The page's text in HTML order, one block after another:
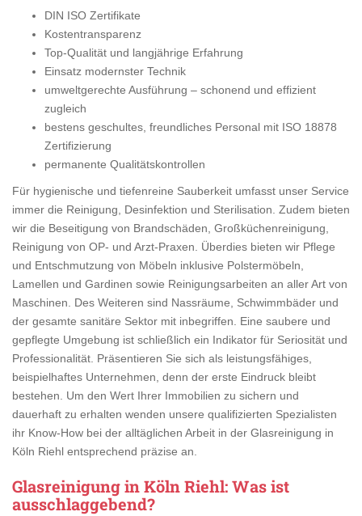
DIN ISO Zertifikate
Kostentransparenz
Top-Qualität und langjährige Erfahrung
Einsatz modernster Technik
umweltgerechte Ausführung – schonend und effizient
zugleich
bestens geschultes, freundliches Personal mit ISO 18878
Zertifizierung
permanente Qualitätskontrollen
Für hygienische und tiefenreine Sauberkeit umfasst unser Service
immer die Reinigung, Desinfektion und Sterilisation. Zudem bieten
wir die Beseitigung von Brandschäden, Großküchenreinigung,
Reinigung von OP- und Arzt-Praxen. Überdies bieten wir Pflege
und Entschmutzung von Möbeln inklusive Polstermöbeln,
Lamellen und Gardinen sowie Reinigungsarbeiten an aller Art von
Maschinen. Des Weiteren sind Nassräume, Schwimmbäder und
der gesamte sanitäre Sektor mit inbegriffen. Eine saubere und
gepflegte Umgebung ist schließlich ein Indikator für Seriosität und
Professionalität. Präsentieren Sie sich als leistungsfähiges,
beispielhaftes Unternehmen, denn der erste Eindruck bleibt
bestehen. Um den Wert Ihrer Immobilien zu sichern und
dauerhaft zu erhalten wenden unsere qualifizierten Spezialisten
ihr Know-How bei der alltäglichen Arbeit in der Glasreinigung in
Köln Riehl entsprechend präzise an.
Glasreinigung in Köln Riehl: Was ist
ausschlaggebend?